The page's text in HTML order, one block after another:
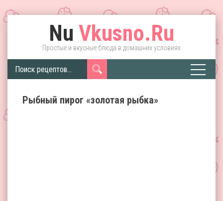
Nu Vkusno.Ru
Простые и вкусные блюда в домашних условиях
Рыбный пирог «золотая рыбка»